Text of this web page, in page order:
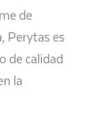
de
Perytas es
de calidad
la